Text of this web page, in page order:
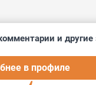
прогрессивное
и получать
от приобщения к
и другие
в профиле